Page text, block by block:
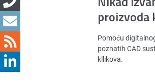
proizvoda
Pomoću
poznatih CAD
kllikova.